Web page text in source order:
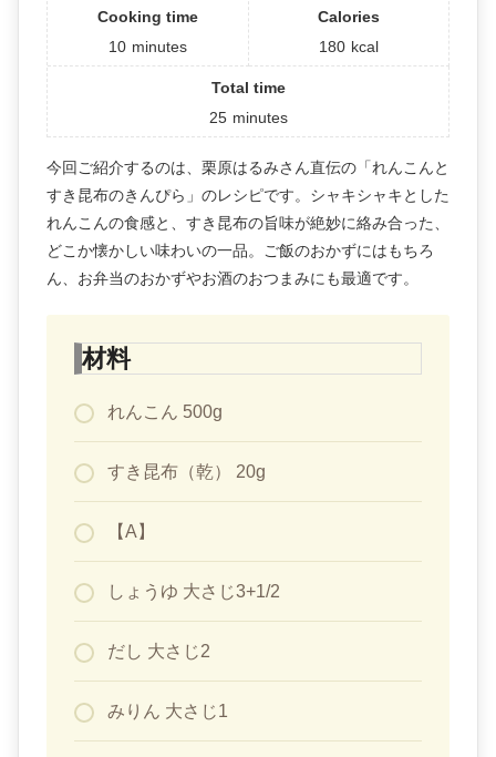
Cooking time
10 minutes
Calories
180 kcal
Total time
25 minutes
今回ご紹介するのは、栗原はるみさん直伝の「れんこんと
すき昆布のきんぴら」のレシピです。シャキシャキとした
れんこんの食感と、すき昆布の旨味が絶妙に絡み合った、
どこか懐かしい味わいの一品。ご飯のおかずにはもちろ
ん、お弁当のおかずやお酒のおつまみにも最適です。
材料
れんこん 500g
すき昆布（乾） 20g
【A】
しょうゆ 大さじ3+1/2
だし 大さじ2
みりん 大さじ1